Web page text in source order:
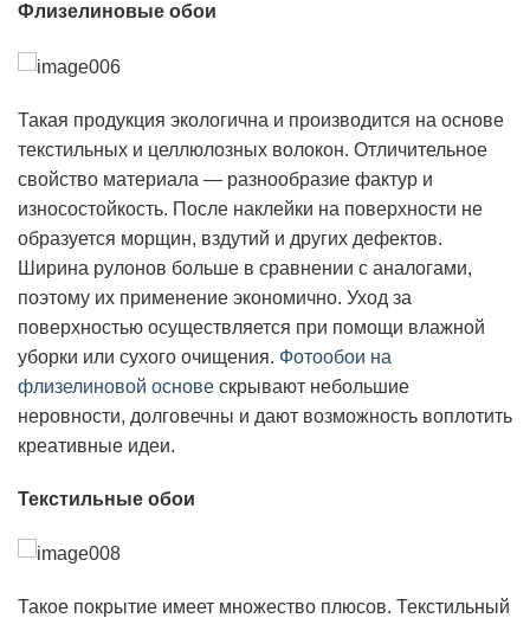
Флизелиновые обои
Такая продукция экологична и производится на основе
текстильных и целлюлозных волокон. Отличительное
свойство материала — разнообразие фактур и
износостойкость. После наклейки на поверхности не
образуется морщин, вздутий и других дефектов.
Ширина рулонов больше в сравнении с аналогами,
поэтому их применение экономично. Уход за
поверхностью осуществляется при помощи влажной
уборки или сухого очищения. Фотообои на
флизелиновой основе скрывают небольшие
неровности, долговечны и дают возможность воплотить
креативные идеи.
Текстильные обои
Такое покрытие имеет множество плюсов. Текстильный